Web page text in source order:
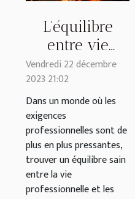
L'équilibre
entre vie
professionnelle
et obligations
religieuses
pour les
parents
musulmans
Vendredi 22 décembre
2023 21:02
Dans un monde où les
exigences
professionnelles sont de
plus en plus pressantes,
trouver un équilibre sain
entre la vie
professionnelle et les